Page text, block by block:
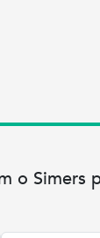
o Simers